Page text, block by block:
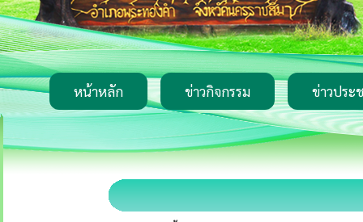
หน้าหลัก ข่าวกิจกรรม ข่าวประ